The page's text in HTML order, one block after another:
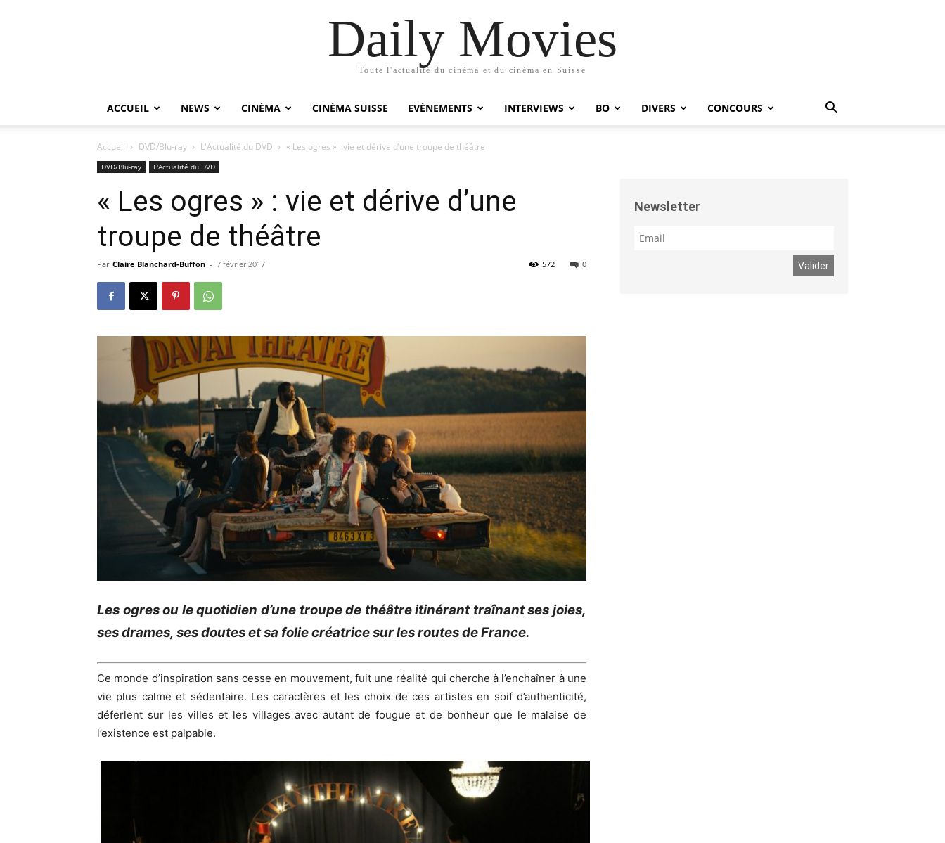
Daily Movies
Toute l'actualité du cinéma et du cinéma en Suisse
ACCUEIL NEWS CINÉMA CINÉMA SUISSE EVÉNEMENTS INTERVIEWS BO DIVERS CONCOURS
Accueil DVD/Blu-ray L'Actualité du DVD « Les ogres » : vie et dérive d’une troupe de théâtre
DVD/Blu-ray L'Actualité du DVD
« Les ogres » : vie et dérive d’une
troupe de théâtre
Par Claire Blanchard-Buffon - 7 février 2017 0
572
Les ogres ou le quotidien d’une troupe de théâtre itinérant traînant ses joies,
ses drames, ses doutes et sa folie créatrice sur les routes de France.
Ce monde d’inspiration sans cesse en mouvement, fuit une réalité qui cherche à l’enchaîner à une
vie plus calme et sédentaire. Les caractères et les choix de ces artistes en soif d’authenticité,
déferlent sur les villes et les villages avec autant de fougue et de bonheur que le malaise de
l’existence est palpable.
Newsletter